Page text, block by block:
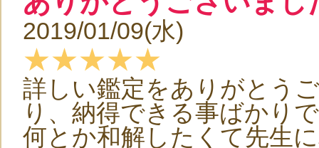
2019/01/09(水)
★★★★★
詳しい鑑定をありがとう
り、納得できる事ばかり
何とか和解したくて先生